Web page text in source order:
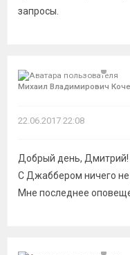
запросы.
Михаил Владимирович
22.06.2017 22:08
Добрый день, Дмитрий!
С Джаббером ничего
Мне последнее